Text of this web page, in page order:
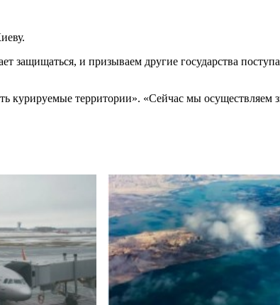
и призываем другие государства
территории». «Сейчас мы осуществляем